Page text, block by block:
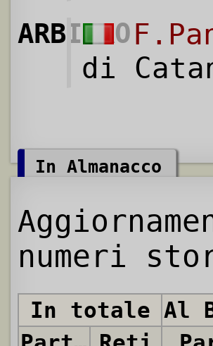
ARBITRO
di
In Almanacco
numeri
In totale Al